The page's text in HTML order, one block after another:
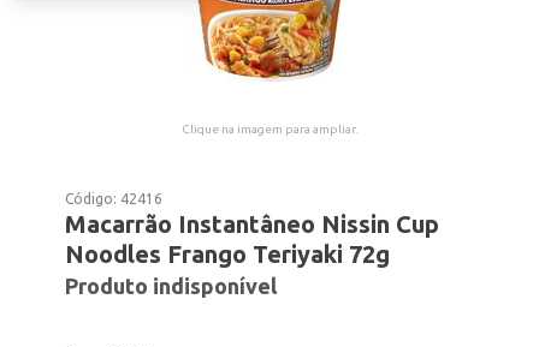
Clique na imagem para ampliar.
Código: 42416
Macarrão Instantâneo Nissin Cup
Noodles Frango Teriyaki 72g
Produto indisponível